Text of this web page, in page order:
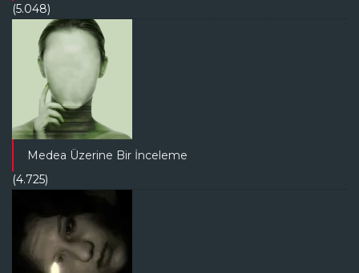
(5.048)
Medea Üzerine Bir İnceleme
(4.725)